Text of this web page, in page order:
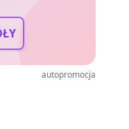
autopromocja